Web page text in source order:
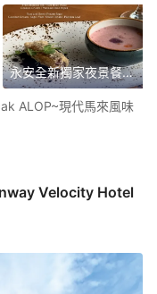
永安全新獨家夜景餐廳Puncak ALOP~現代馬來風味料理
ALOP~現代馬來風味
Velocity Hotel